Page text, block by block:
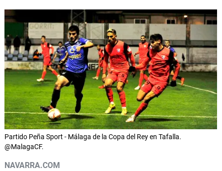
Partido Peña Sport - Málaga de la Copa del Rey en Tafalla.
@MalagaCF.
NAVARRA.COM